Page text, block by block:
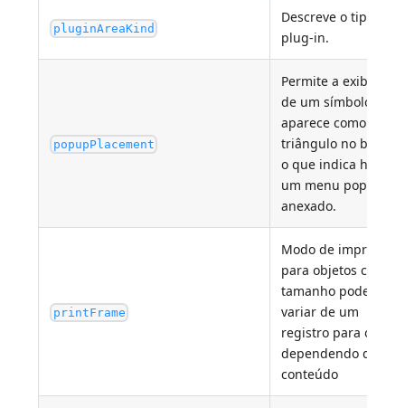
pluginAreaKind
Descreve o tipo de
plug-in.
popupPlacement
Permite a exibição
de um símbolo que
aparece como um
triângulo no botão,
o que indica haver
um menu pop-up
anexado.
printFrame
Modo de impressão
para objetos cujo
tamanho pode
variar de um
registro para outro,
dependendo de seu
conteúdo